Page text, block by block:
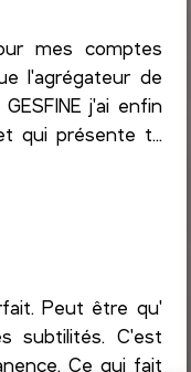
mes comptes
l'agrégateur de
j'ai enfin
qui présente t...
Peut être qu'
subtilités. C'est
Ce qui fait